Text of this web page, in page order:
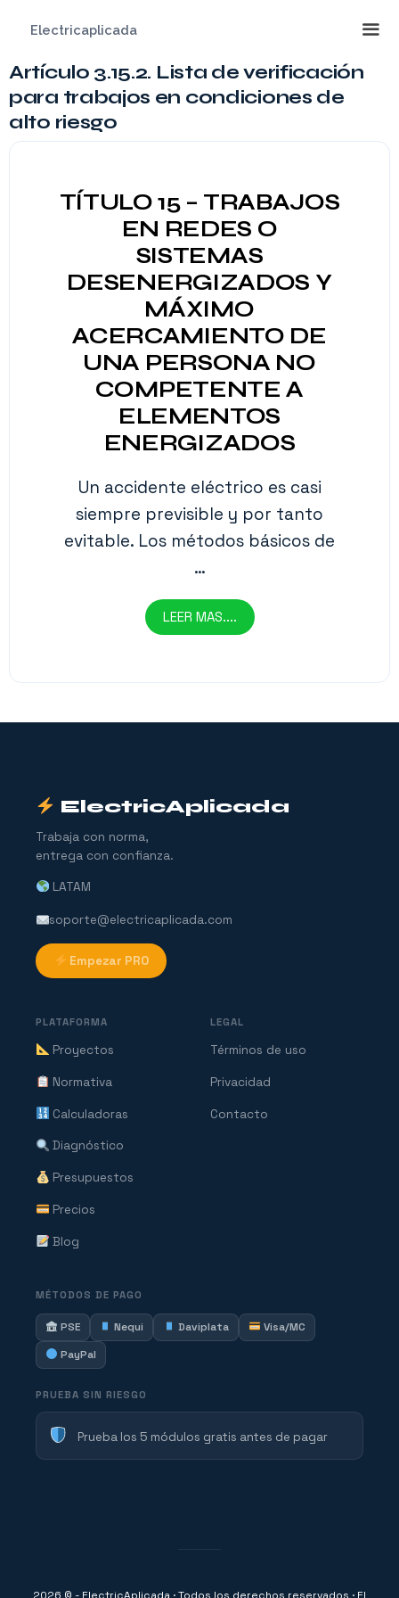
contenido
Electricaplicada
Artículo 3.15.2. Lista de verificación
para trabajos en condiciones de
alto riesgo
TÍTULO 15 – TRABAJOS
EN REDES O
SISTEMAS
DESENERGIZADOS Y
MÁXIMO
ACERCAMIENTO DE
UNA PERSONA NO
COMPETENTE A
ELEMENTOS
ENERGIZADOS
Un accidente eléctrico es casi
siempre previsible y por tanto
evitable. Los métodos básicos de
…
LEER MAS....
ElectricAplicada
Trabaja con norma,
entrega con confianza.
LATAM
soporte@electricaplicada.com
Empezar PRO
PLATAFORMA
Proyectos
Normativa
Calculadoras
Diagnóstico
Presupuestos
Precios
Blog
LEGAL
Términos de uso
Privacidad
Contacto
MÉTODOS DE PAGO
PSE Nequi Daviplata
Visa/MC
PayPal
PRUEBA SIN RIESGO
Prueba los 5 módulos gratis antes de pagar
2026 © - ElectricAplicada · Todos los derechos reservados · El